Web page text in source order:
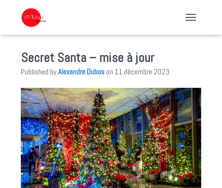
Secret Santa – mise à jour
Published byAlexandre Dubos on 11 décembre 2023